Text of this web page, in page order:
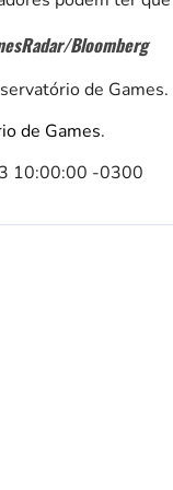
Bloomberg
de Games.
de Games.
10:00:00 -0300